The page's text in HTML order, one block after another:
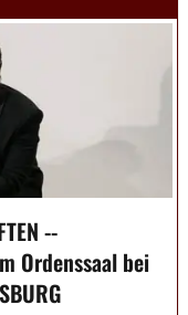
--
Ordenssaal bei